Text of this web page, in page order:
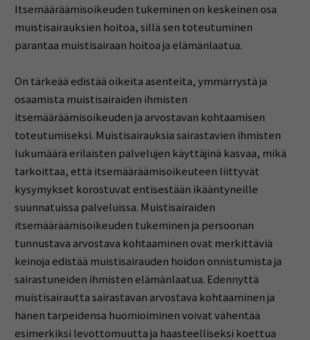
Itsemääräämisoikeuden tukeminen on keskeinen osa
muistisairauksien hoitoa, sillä sen toteutuminen
parantaa muistisairaan hoitoa ja elämänlaatua.
On tärkeää edistää oikeita asenteita, ymmärrystä ja
osaamista muistisairaiden ihmisten
itsemääräämisoikeuden ja arvostavan kohtaamisen
toteutumiseksi. Muistisairauksia sairastavien ihmisten
lukumäärä erilaisten palvelujen käyttäjinä kasvaa, mikä
tarkoittaa, että itsemääräämisoikeuteen liittyvät
kysymykset korostuvat entisestään ikääntyneille
suunnatuissa palveluissa. Muistisairaiden
itsemääräämisoikeuden tukeminen ja persoonan
tunnustava arvostava kohtaaminen ovat merkittäviä
keinoja edistää muistisairauden hoidon onnistumista ja
sairastuneiden ihmisten elämänlaatua. Edennyttä
muistisairautta sairastavan arvostava kohtaaminen ja
hänen tarpeidensa huomioiminen voivat vähentää
esimerkiksi levottomuutta ja haasteelliseksi koettua